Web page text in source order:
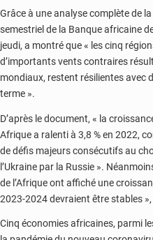
Grâce à une analyse complète de
semestriel de la Banque africaine
jeudi, a montré que « les cinq
d’importants vents contraires
mondiaux, restent résilientes avec
terme ».
D’après le document, « la
Afrique a ralenti à 3,8 % en 2022,
de défis majeurs consécutifs au
l’Ukraine par la Russie ».
de l’Afrique ont affiché une
2023-2024 devraient être stables
Cinq économies africaines, parmi